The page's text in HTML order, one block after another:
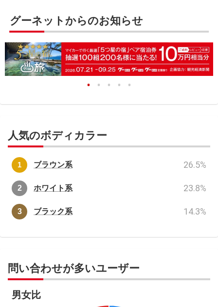
グーネットからのお知らせ
人気のボディカラー
ブラウン系 26.5%
ホワイト系 23.8%
ブラック系 14.3%
問い合わせが多いユーザー
男女比